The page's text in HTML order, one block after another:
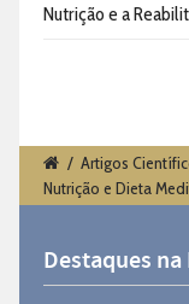
Nutrição e a
/ Artigos
Nutrição e Dieta
Destaques na